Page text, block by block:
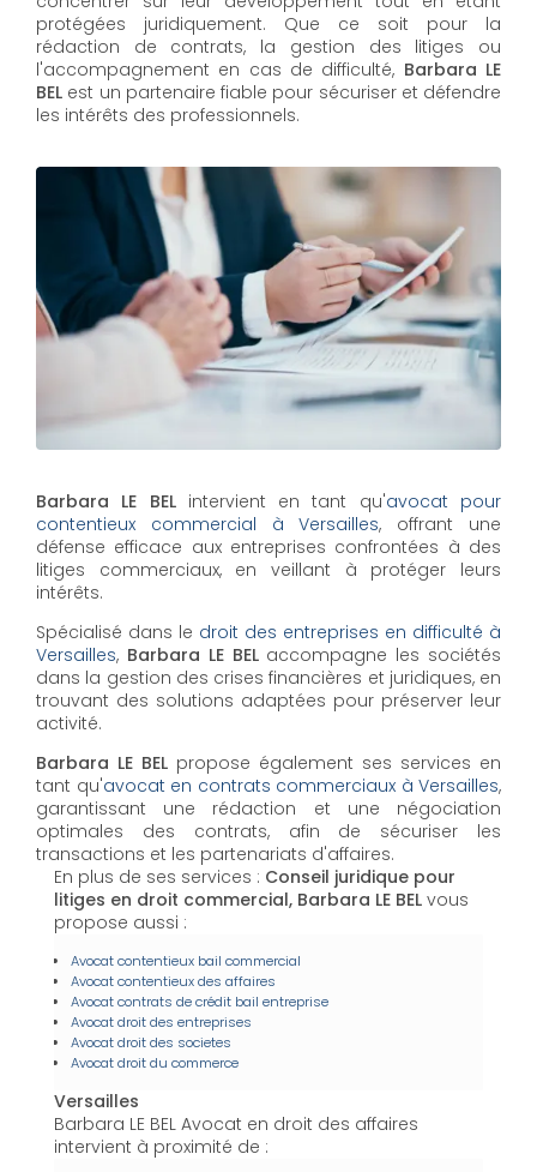
protégées juridiquement. Que ce soit pour la
rédaction de contrats, la gestion des litiges ou
l'accompagnement en cas de difficulté, Barbara LE
BEL​​​​​​​ est un partenaire fiable pour sécuriser et défendre
les intérêts des professionnels.
Barbara LE BELintervient en tant qu'avocat pour
contentieux commercial à Versailles, offrant une
défense efficace aux entreprises confrontées à des
litiges commerciaux, en veillant à protéger leurs
intérêts.
Spécialisé dans le droit des entreprises en difficulté à
Versailles, Barbara LE BELaccompagne les sociétés
dans la gestion des crises financières et juridiques, en
trouvant des solutions adaptées pour préserver leur
activité.
Barbara LE BEL propose également ses services en
tant qu'avocat en contrats commerciaux à Versailles,
garantissant une rédaction et une négociation
optimales des contrats, afin de sécuriser les
transactions et les partenariats d'affaires.
En plus de ses services : Conseil juridique pour
litiges en droit commercial, Barbara LE BEL vous
propose aussi :
Avocat contentieux bail commercial
Avocat contentieux des affaires
Avocat contrats de crédit bail entreprise
Avocat droit des entreprises
Avocat droit des societes
Avocat droit du commerce
Versailles
Barbara LE BEL Avocat en droit des affaires
intervient à proximité de :